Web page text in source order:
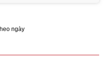
ngày